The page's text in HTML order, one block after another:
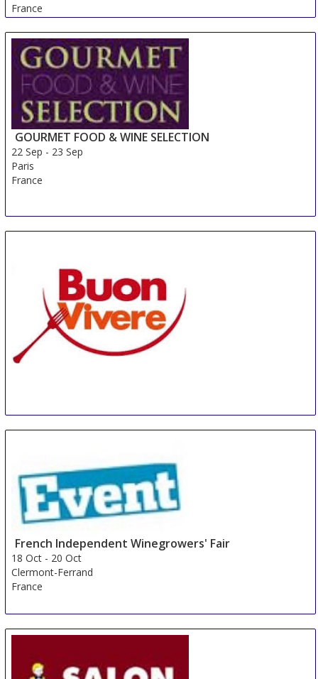
France
GOURMET FOOD & WINE SELECTION
22 Sep - 23 Sep
Paris
France
French Independent Winegrowers' Fair
18 Oct - 20 Oct
Clermont-Ferrand
France